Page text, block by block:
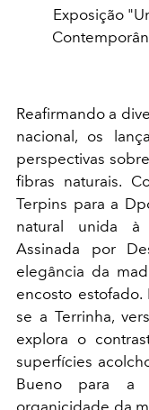
Exposição
Reafirmando a
nacional, os
perspectivas
fibras naturais.
Terpins para a
natural unida à
Assinada por
elegância da
encosto
se a Terrinha,
explora o
superfícies
Bueno para a